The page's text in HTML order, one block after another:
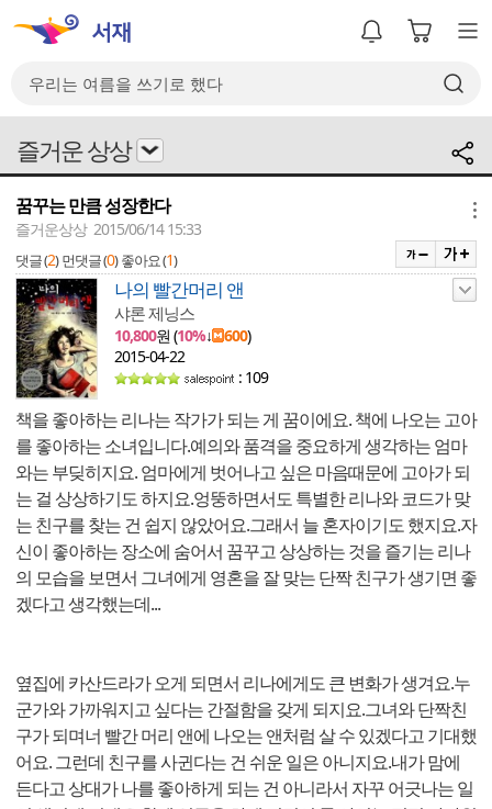
즐거운 상상
꿈꾸는 만큼 성장한다
즐거운상상 2015/06/14 15:33
댓글 (2) 먼댓글 (0) 좋아요 (1)
나의 빨간머리 앤
샤론 제닝스
10,800원 (10%↓ 600)
2015-04-22
: 109
책을 좋아하는 리나는 작가가 되는 게 꿈이에요. 책에 나오는 고아
를 좋아하는 소녀입니다.예의와 품격을 중요하게 생각하는 엄마
와는 부딪히지요. 엄마에게 벗어나고 싶은 마음때문에 고아가 되
는 걸 상상하기도 하지요.엉뚱하면서도 특별한 리나와 코드가 맞
는 친구를 찾는 건 쉽지 않았어요.그래서 늘 혼자이기도 했지요.자
신이 좋아하는 장소에 숨어서 꿈꾸고 상상하는 것을 즐기는 리나
의 모습을 보면서 그녀에게 영혼을 잘 맞는 단짝 친구가 생기면 좋
겠다고 생각했는데...
옆집에 카산드라가 오게 되면서 리나에게도 큰 변화가 생겨요.누
군가와 가까워지고 싶다는 간절함을 갖게 되지요.그녀와 단짝친
구가 되며너 빨간 머리 앤에 나오는 앤처럼 살 수 있겠다고 기대했
어요. 그런데 친구를 사귄다는 건 쉬운 일은 아니지요.내가 맘에
든다고 상대가 나를 좋아하게 되는 건 아니라서 자꾸 어긋나는 일